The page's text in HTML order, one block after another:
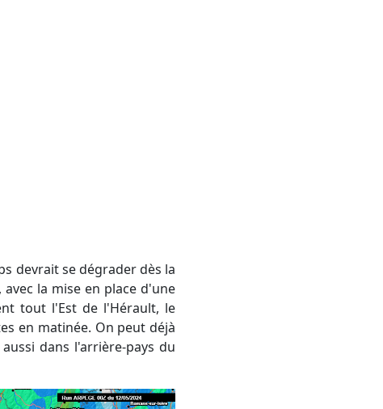
la mise en place d'une
tout l'Est de l'Hérault, le
en matinée. On peut déjà
dans l'arrière-pays du